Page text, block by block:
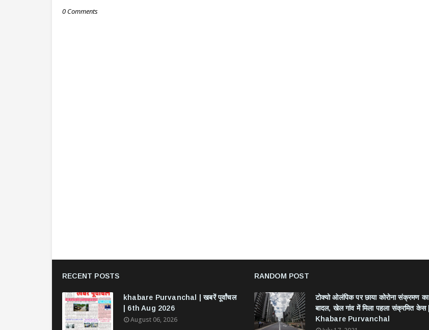
0 Comments
RECENT POSTS
khabare Purvanchal | खबरें पूर्वांचल
| 6th Aug 2026
August 06, 2026
RANDOM POST
टोक्यो ओलंपिक पर छाया कोरोना संक्रमण का
बादल, खेल गांव में मिला पहला संक्रमित केस |
Khabare Purvanchal